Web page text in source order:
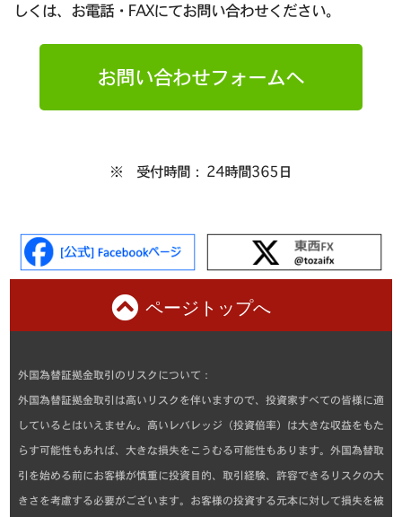
しくは、お電話・FAXにてお問い合わせください。
お問い合わせフォームへ
※ 受付時間： 24時間365日
ページトップへ
外国為替証拠金取引のリスクについて：
外国為替証拠金取引は高いリスクを伴いますので、投資家すべての皆様に適
しているとはいえません。高いレバレッジ（投資倍率）は大きな収益をもた
らす可能性もあれば、大きな損失をこうむる可能性もあります。外国為替取
引を始める前にお客様が慎重に投資目的、取引経験、許容できるリスクの大
きさを考慮する必要がございます。お客様の投資する元本に対して損失を被